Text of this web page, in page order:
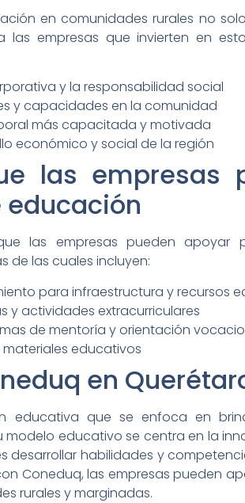
en comunidades rurales no
las empresas que invierten en
y la responsabilidad social
y capacidades en la comunidad
más capacitada y motivada
económico y social de la región
las empresas
las empresas pueden apoyar
de las cuales incluyen:
para infraestructura y recursos
y actividades extracurriculares
de mentoría y orientación
educativos
en
educativa que se enfoca en
modelo educativo se centra en la
desarrollar habilidades y
Coneduq, las empresas pueden
rurales y marginadas.